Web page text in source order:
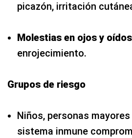
picazón, irritación
Molestias en ojos y oídos
enrojecimiento.
Grupos de riesgo
Niños, personas
sistema inmune